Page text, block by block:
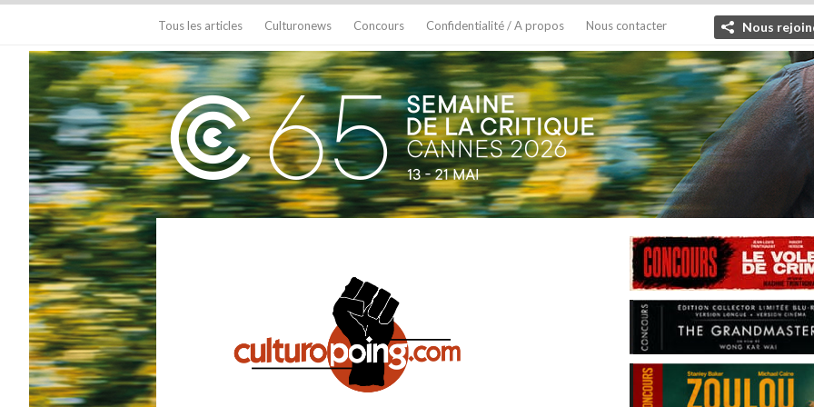
Tous les articles Culturonews Concours Confidentialité / A propos Nous contacter Nous